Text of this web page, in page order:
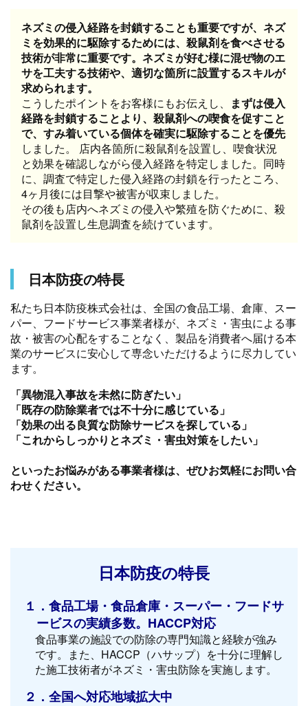
ネズミの侵入経路を封鎖することも重要ですが、ネズ
ミを効果的に駆除するためには、殺鼠剤を食べさせる
技術が非常に重要です。ネズミが好む様に混ぜ物のエ
サを工夫する技術や、適切な箇所に設置するスキルが
求められます。
こうしたポイントをお客様にもお伝えし、
まずは侵入
経路を封鎖することより、殺鼠剤への喫食を促すこと
で、すみ着いている個体を確実に駆除することを優先
しました。 店内各箇所に殺鼠剤を設置し、喫食状況
と効果を確認しながら侵入経路を特定しました。同時
に、調査で特定した侵入経路の封鎖を行ったところ、
4ヶ月後には目撃や被害が収束しました。
その後も店内へネズミの侵入や繁殖を防ぐために、殺
鼠剤を設置し生息調査を続けています。
日本防疫の特長
私たち日本防疫株式会社は、全国の食品工場、倉庫、スー
パー、フードサービス事業者様が、ネズミ・害虫による事
故・被害の心配をすることなく、製品を消費者へ届ける本
業のサービスに安心して専念いただけるように尽力してい
ます。
「異物混入事故を未然に防ぎたい」
「既存の防除業者では不十分に感じている」
「効果の出る良質な防除サービスを探している」
「これからしっかりとネズミ・害虫対策をしたい」
といったお悩みがある事業者様は、ぜひお気軽にお問い合
わせください。
日本防疫の特長
１．食品工場・食品倉庫・スーパー・フードサ
ービスの実績多数。HACCP対応
食品事業の施設での防除の専門知識と経験が強み
です。また、HACCP（ハサップ）を十分に理解し
た施工技術者がネズミ・害虫防除を実施します。
２．全国へ対応地域拡大中